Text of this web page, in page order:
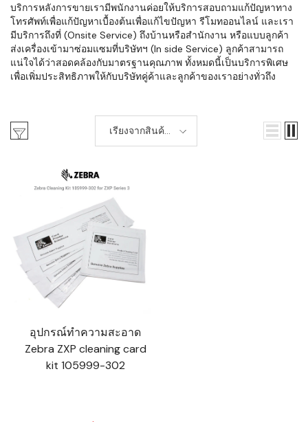
บริการหลังการขายเรามีพนักงานค่อยให้บริการสอบถามแก้ปัญหาทาง
โทรศัพท์เพื่อแก้ปัญหาเบื้องต้นเพื่อแก้ไขปัญหา รีโมทออนไลน์ และเรา
มีบริการถึงที่ (Onsite Service) ถึงบ้านหรือสำนักงาน หรือแบบลูกค้า
ส่งเครื่องเข้ามาซ่อมแซมที่บริษัทฯ (In side Service) ลูกค้าสามารถ
แน่ใจได้ว่าสอดคล้องกับมาตรฐานคุณภาพ ทั้งหมดนี้เป็นบริการพิเศษ
เพื่อเพิ่มประสิทธิภาพให้กับบริษัทคู่ค้าและลูกค้าของเราอย่างทั่วถึง
เรียงจากสินค้า
ใหม่-เก่า
อุปกรณ์ทำความสะอาด
Zebra ZXP cleaning card
kit 105999-302